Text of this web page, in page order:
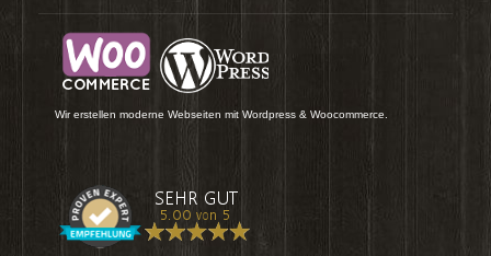
Wir erstellen moderne Webseiten mit Wordpress & Woocommerce.